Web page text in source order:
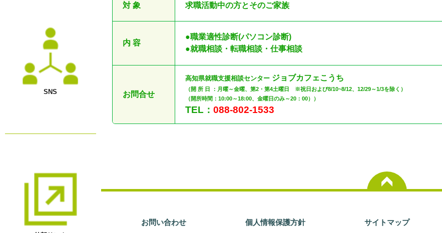
SNS
対 象 求職活動中の方とそのご家族
内 容
●職業適性診断(パソコン診断)
●就職相談・転職相談・仕事相談
お問合せ
高知県就職支援相談センター ジョブカフェこうち
（開 所 日 ：月曜～金曜、第2・第4土曜日 ※祝日および8/10~8/12、12/29～1/3を除く）
（開所時間：10:00～18:00、金曜日のみ～20：00））
TEL：088-802-1533
お問い合わせ 個人情報保護方針 サイトマップ